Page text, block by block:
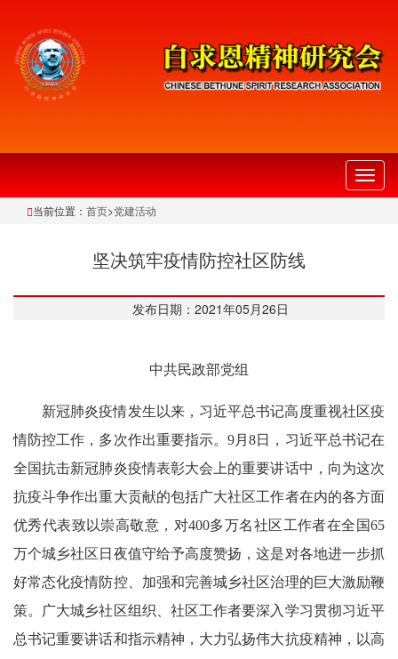
切
换
当前位置： 首页>党建活动
坚决筑牢疫情防控社区防线
发布日期：2021年05月26日
中共民政部党组
新冠肺炎疫情发生以来，习近平总书记高度重视社区疫
情防控工作，多次作出重要指示。9月8日，习近平总书记在
全国抗击新冠肺炎疫情表彰大会上的重要讲话中，向为这次
抗疫斗争作出重大贡献的包括广大社区工作者在内的各方面
优秀代表致以崇高敬意，对400多万名社区工作者在全国65
万个城乡社区日夜值守给予高度赞扬，这是对各地进一步抓
好常态化疫情防控、加强和完善城乡社区治理的巨大激励鞭
策。广大城乡社区组织、社区工作者要深入学习贯彻习近平
总书记重要讲话和指示精神，大力弘扬伟大抗疫精神，以高